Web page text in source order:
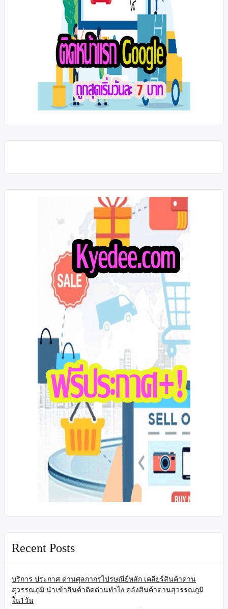
Recent Posts
บริการ ประกาศ ด่านศุลกากรไปรษณีย์หลัก เคลียร์สินค้าด่าน
สุวรรณภูมิ นำเข้าสินค้าติดด่านทำไง คลังสินค้าด่านสุวรรณภูมิ
ใน1วัน